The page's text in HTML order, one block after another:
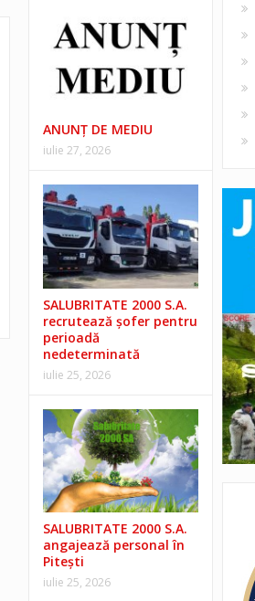
ANUNŢ DE MEDIU
iulie 27, 2026
SALUBRITATE 2000 S.A.
recrutează șofer pentru
perioadă
nedeterminată
iulie 25, 2026
SALUBRITATE 2000 S.A.
angajează personal în
Pitești
iulie 25, 2026